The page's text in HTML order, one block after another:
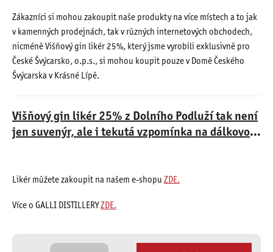
Zákazníci si mohou zakoupit naše produkty na více místech a to jak
v kamenných prodejnách, tak v různých internetových obchodech,
nicméně Višňový gin likér 25%, který jsme vyrobili exklusivně pro
České Švýcarsko, o.p.s., si mohou koupit pouze v Domě Českého
Švýcarska v Krásné Lípě.
Višňový gin likér 25% z Dolního Podluží tak není
jen suvenýr, ale i tekutá vzpomínka na dálkovou
dešti, slunečné vyhlídky i pohostinnost místních
přivezete jako dárek, ponese v sobě kousek
inspiruje znovu se vydat na cestu po hřebenech.
Likér můžete zakoupit na našem e-shopu ZDE.
Více o GALLI DISTILLERY ZDE.